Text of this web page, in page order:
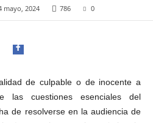
mayo, 2024 786 0
Facebook
de culpable o de inocente a
cuestiones esenciales del
de resolverse en la audiencia de